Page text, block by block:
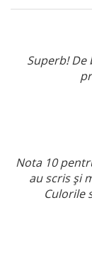
Superb! De
Nota 10
au scris și
Culorile